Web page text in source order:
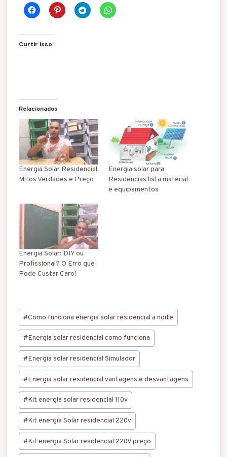
Curtir isso:
Relacionados
Energia Solar Residencial
Mitos Verdades e Preço
Energia solar para
Residencias lista material
e equipamentos
Energia Solar: DIY ou
Profissional? O Erro que
Pode Custar Caro!
Tags
do
Post:
#Como funciona energia solar residencial a noite
#Energia solar residencial como funciona
#Energia solar residencial Simulador
#Energia solar residencial vantagens e desvantagens
#Kit energia solar residencial 110v
#Kit energia Solar residencial 220v
#Kit energia Solar residencial 220V preço